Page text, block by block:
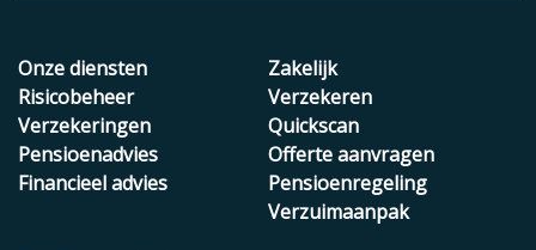
Onze diensten
Risicobeheer
Verzekeringen
Pensioenadvies
Financieel advies
Zakelijk
Verzekeren
Quickscan
Offerte aanvragen
Pensioenregeling
Verzuimaanpak